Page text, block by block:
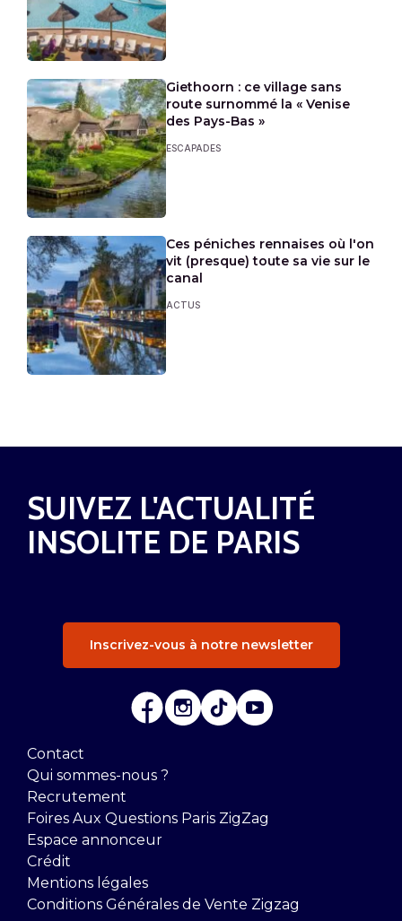
Giethoorn : ce village sans
route surnommé la « Venise
des Pays-Bas »
ESCAPADES
Ces péniches rennaises où l'on
vit (presque) toute sa vie sur le
canal
ACTUS
SUIVEZ L'ACTUALITÉ
INSOLITE DE PARIS
Inscrivez-vous à notre newsletter
Contact
Qui sommes-nous ?
Recrutement
Foires Aux Questions Paris ZigZag
Espace annonceur
Crédit
Mentions légales
Conditions Générales de Vente Zigzag